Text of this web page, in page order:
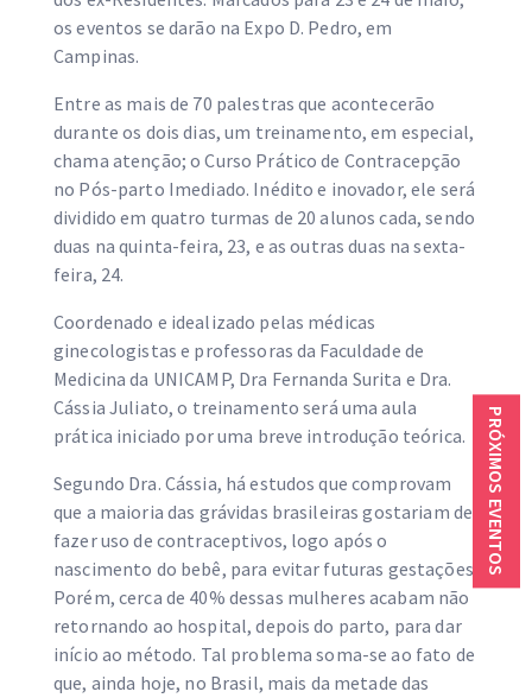
os eventos se darão na Expo D. Pedro, em
Campinas.
Entre as mais de 70 palestras que acontecerão
durante os dois dias, um treinamento, em especial,
chama atenção; o Curso Prático de Contracepção
no Pós-parto Imediado. Inédito e inovador, ele será
dividido em quatro turmas de 20 alunos cada, sendo
duas na quinta-feira, 23, e as outras duas na sexta-
feira, 24.
Coordenado e idealizado pelas médicas
ginecologistas e professoras da Faculdade de
Medicina da UNICAMP, Dra Fernanda Surita e Dra.
Cássia Juliato, o treinamento será uma aula
prática iniciado por uma breve introdução teórica.
Segundo Dra. Cássia, há estudos que comprovam
que a maioria das grávidas brasileiras gostariam de
fazer uso de contraceptivos, logo após o
nascimento do bebê, para evitar futuras gestações.
Porém, cerca de 40% dessas mulheres acabam não
retornando ao hospital, depois do parto, para dar
início ao método. Tal problema soma-se ao fato de
que, ainda hoje, no Brasil, mais da metade das
PRÓXIMOS EVENTOS